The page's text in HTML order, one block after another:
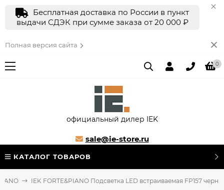
Бесплатная доставка по России в пункт
выдачи СДЭК при сумме заказа от 20 000 ₽
Полная версия сайта
0
официальный дилер IEK
sale@ie-store.ru
КАТАЛОГ ТОВАРОВ
IEK FORTE&PIANO Подсветка LED встраиваемая FP157